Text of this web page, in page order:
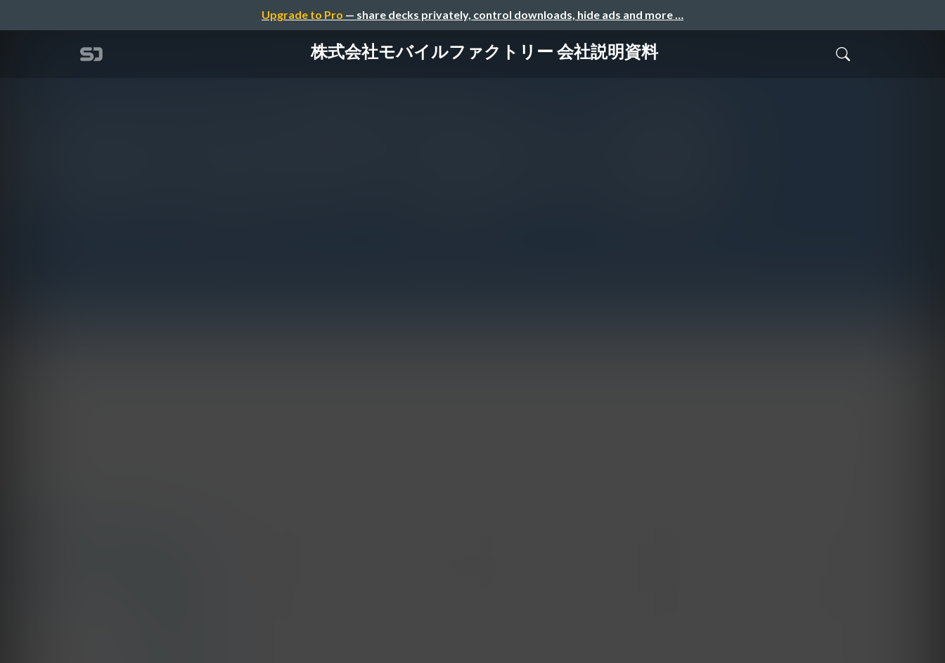
Upgrade to Pro — share decks privately, control downloads, hide ads and more …
株式会社モバイルファクトリー 会社説明資料